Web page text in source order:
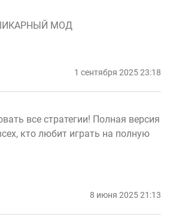
ШИКАРНЫЙ МОД
1 сентября 2025 23:18
все стратегии! Полная версия
кто любит играть на полную
8 июня 2025 21:13